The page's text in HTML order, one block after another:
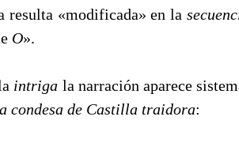
resulta «modificada» en la
O».
intriga la narración aparece
condesa de Castilla traidora: